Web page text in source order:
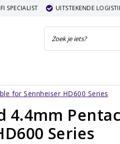
SPECIALIST UITSTEKENDE
for Sennheiser HD600 Series
4.4mm
Series